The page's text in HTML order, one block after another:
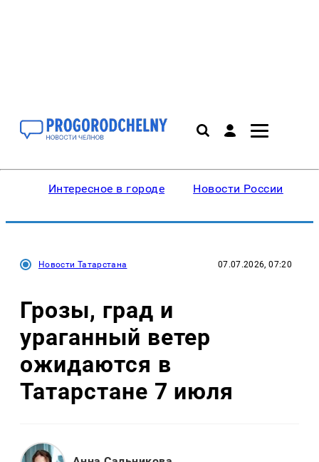
Интересное в городе Новости России
Новости Татарстана 07.07.2026, 07:20
Грозы, град и
ураганный ветер
ожидаются в
Татарстане 7 июля